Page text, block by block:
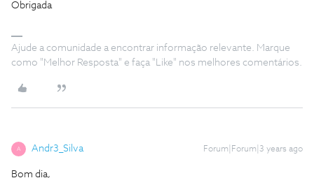
Obrigada
Ajude a comunidade a encontrar informação relevante. Marque
como "Melhor Resposta" e faça "Like" nos melhores comentários.
A Andr3_Silva Forum|Forum|3 years ago
Bom dia,